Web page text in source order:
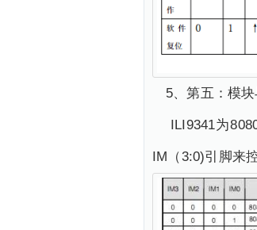
5、第五：模
ILI9341为
IM（3:0)引脚来